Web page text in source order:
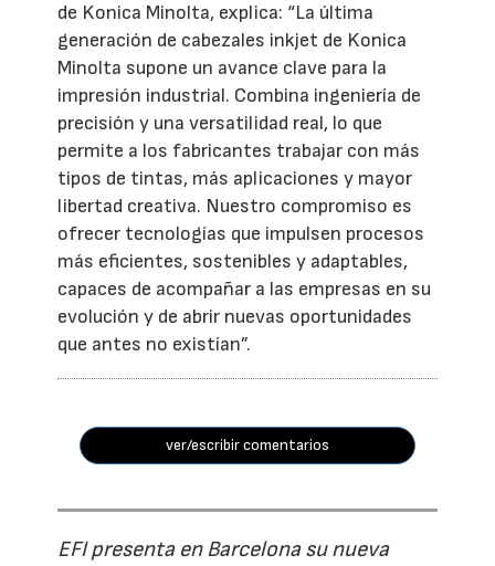
de Konica Minolta, explica: “La última
generación de cabezales inkjet de Konica
Minolta supone un avance clave para la
impresión industrial. Combina ingeniería de
precisión y una versatilidad real, lo que
permite a los fabricantes trabajar con más
tipos de tintas, más aplicaciones y mayor
libertad creativa. Nuestro compromiso es
ofrecer tecnologías que impulsen procesos
más eficientes, sostenibles y adaptables,
capaces de acompañar a las empresas en su
evolución y de abrir nuevas oportunidades
que antes no existían”.
ver/escribir comentarios
EFI presenta en Barcelona su nueva